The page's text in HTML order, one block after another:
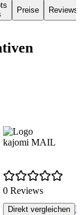
Preise Reviews
kajomi MAIL
0 Reviews
Direkt vergleichen